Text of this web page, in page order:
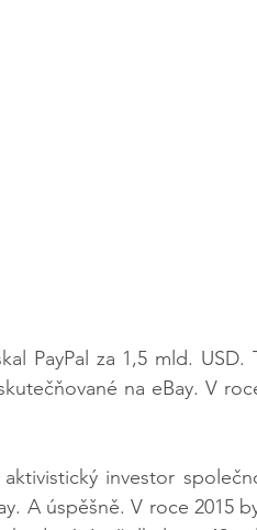
PayPal za 1,5 mld.
na eBay. V
investor
A úspěšně. V roce 2015